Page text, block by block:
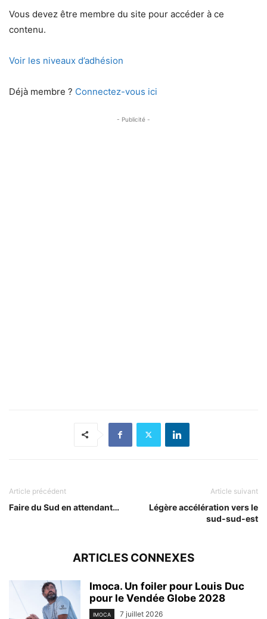
Vous devez être membre du site pour accéder à ce
contenu.
Voir les niveaux d’adhésion
Déjà membre ? Connectez-vous ici
- Publicité -
Article précédent
Faire du Sud en attendant…
Article suivant
Légère accélération vers le
sud-sud-est
ARTICLES CONNEXES
Imoca. Un foiler pour Louis Duc
pour le Vendée Globe 2028
IMOCA 7 juillet 2026